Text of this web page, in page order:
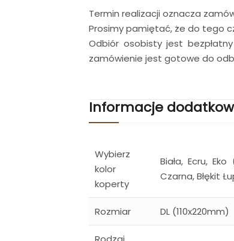
Termin realizacji oznacza
Prosimy pamiętać, że do tego
Odbiór osobisty jest
zamówienie jest gotowe do
Informacje
Wybierz
kolor
koperty
Biała, Ecru,
Czarna, Błękit
Rozmiar DL (110x220mm)